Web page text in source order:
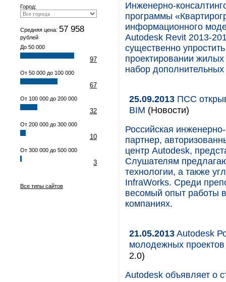
Город:
Средняя цена: 57 958
рублей
До 50 000
97
От 50 000 до 100 000
67
От 100 000 до 200 000
32
От 200 000 до 300 000
10
От 300 000 до 500 000
3
Все типы сайтов
Инженерно-
программы
информационного
Autodesk Revit 2013-
существенно
проектировании
набор
25.09.2013 ПСС
BIM (Новости)
Российская
партнер,
центр Autodesk,
Слушателям
технологии, а также
InfraWorks. Среди
весомый опыт работы
компаниях.
21.05.2013Autodesk
молодежных
2.0)
Autodesk объявляет о